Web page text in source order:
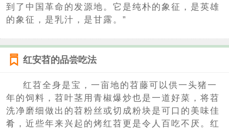
到了中国革命的发源地。它是纯朴的象征，是英雄
的象征，是乳汁，是甘露。”
红安苕的品尝吃法
红苕全身是宝，一亩地的苕藤可以供一头猪一
年的饲料，苕叶茎用青椒爆炒也是一道好菜，将苕
洗净磨细做出的苕粉丝或切成粉块是可口的美味佳
肴，近些年来兴起的烤红苕更是令人百吃不厌。红